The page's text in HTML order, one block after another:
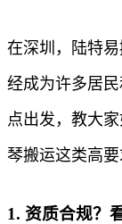
在深圳，陆特
经成为许多居
点出发，教大
琴搬运这类高要
1. 资质合规？